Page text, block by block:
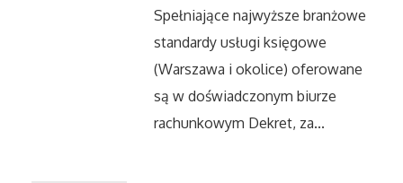
Restauracje, Catering
Fotografia
Spełniające najwyższe branżowe
standardy usługi księgowe
(Warszawa i okolice) oferowane
są w doświadczonym biurze
rachunkowym Dekret, za...